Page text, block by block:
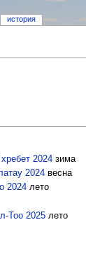
2024зима
2024весна
2024лето
Тоо 2025лето
история